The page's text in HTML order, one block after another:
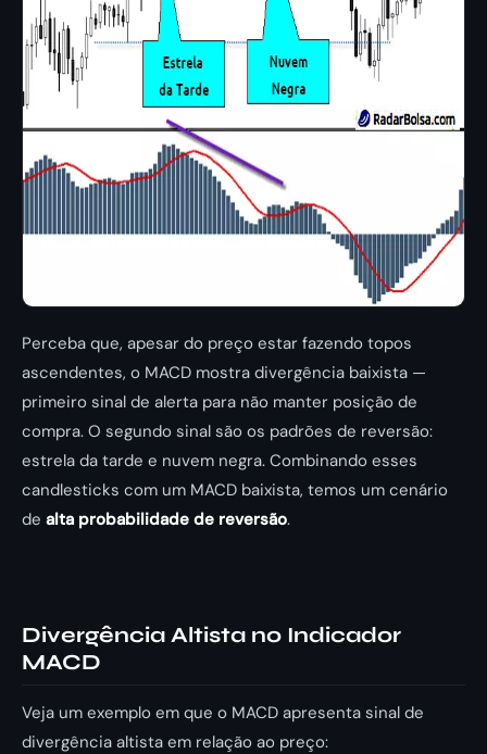
Perceba que, apesar do preço estar fazendo topos
ascendentes, o MACD mostra divergência baixista —
primeiro sinal de alerta para não manter posição de
compra. O segundo sinal são os padrões de reversão:
estrela da tarde e nuvem negra. Combinando esses
candlesticks com um MACD baixista, temos um cenário
de alta probabilidade de reversão.
Divergência Altista no Indicador
MACD
Veja um exemplo em que o MACD apresenta sinal de
divergência altista em relação ao preço: